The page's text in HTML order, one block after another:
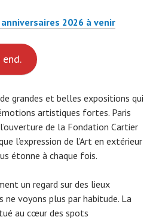
2026 à venir
grandes et belles expositions qui
artistiques fortes. Paris
de la Fondation Cartier
l’expression de l’Art en extérieur
étonne à chaque fois.
un regard sur des lieux
ne voyons plus par habitude. La
au cœur des spots